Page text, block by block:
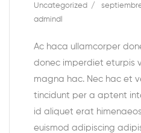
Uncategorized
admindl
Ac haca ullamcorper
donec imperdiet eturpis
magna hac. Nec hac et
tincidunt per a aptent
id aliquet erat
euismod adipiscing